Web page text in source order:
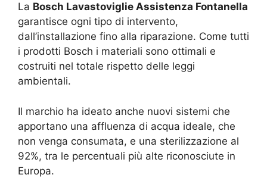
La Bosch Lavastoviglie Assistenza Fontanella
garantisce ogni tipo di intervento,
dall’installazione fino alla riparazione. Come tutti
i prodotti Bosch i materiali sono ottimali e
costruiti nel totale rispetto delle leggi
ambientali.
Il marchio ha ideato anche nuovi sistemi che
apportano una affluenza di acqua ideale, che
non venga consumata, e una sterilizzazione al
92%, tra le percentuali più alte riconosciute in
Europa.